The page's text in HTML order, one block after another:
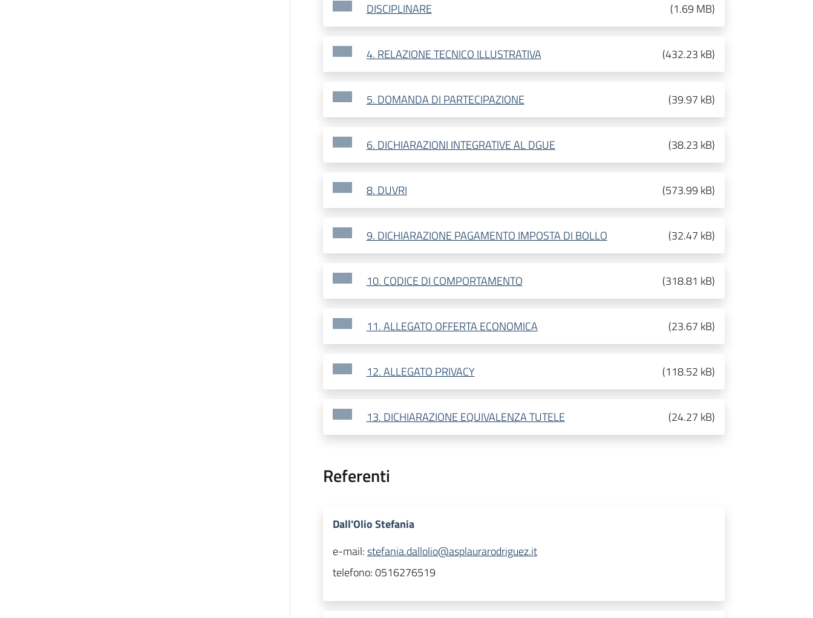
DISCIPLINARE (1.69 MB)
4. RELAZIONE TECNICO ILLUSTRATIVA (432.23 kB)
5. DOMANDA DI PARTECIPAZIONE (39.97 kB)
6. DICHIARAZIONI INTEGRATIVE AL DGUE (38.23 kB)
8. DUVRI (573.99 kB)
9. DICHIARAZIONE PAGAMENTO IMPOSTA DI BOLLO (32.47 kB)
10. CODICE DI COMPORTAMENTO (318.81 kB)
11. ALLEGATO OFFERTA ECONOMICA (23.67 kB)
12. ALLEGATO PRIVACY (118.52 kB)
13. DICHIARAZIONE EQUIVALENZA TUTELE (24.27 kB)
Referenti
Dall'Olio Stefania
e-mail:stefania.dallolio@asplaurarodriguez.it
telefono:0516276519